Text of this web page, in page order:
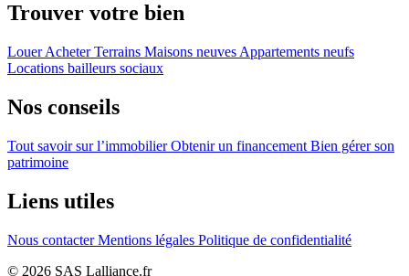
Trouver votre bien
LouerAcheterTerrains Maisons neuves Appartements neufs
Locations bailleurs sociaux
Nos conseils
Tout savoir sur l’immobilierObtenir un financement Bien gérer son
patrimoine
Liens utiles
Nous contacterMentions légales Politique de confidentialité
© 2026 SAS Lalliance.fr